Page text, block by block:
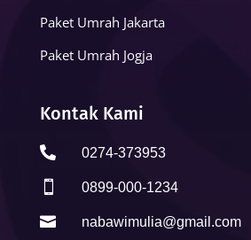
Paket Umrah Jakarta
Paket Umrah Jogja
Kontak Kami
 0274-373953
 0899-000-1234
 nabawimulia@gmail.com